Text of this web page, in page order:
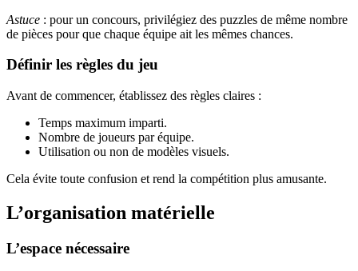
Astuce : pour un concours, privilégiez des puzzles de même nombre
de pièces pour que chaque équipe ait les mêmes chances.
Définir les règles du jeu
Avant de commencer, établissez des règles claires :
Temps maximum imparti.
Nombre de joueurs par équipe.
Utilisation ou non de modèles visuels.
Cela évite toute confusion et rend la compétition plus amusante.
L’organisation matérielle
L’espace nécessaire